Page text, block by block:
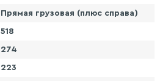
Прямая грузовая (плюс справа)
518
274
223